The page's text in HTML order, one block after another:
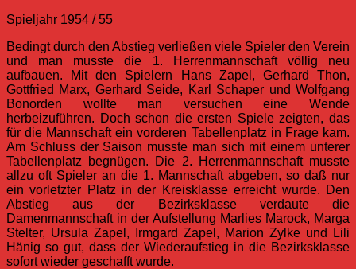
Spieljahr 1954 / 55
Bedingt durch den Abstieg verließen viele Spieler den Verein
und man musste die 1. Herrenmannschaft völlig neu
aufbauen. Mit den Spielern Hans Zapel, Gerhard Thon,
Gottfried Marx, Gerhard Seide, Karl Schaper und Wolfgang
Bonorden wollte man versuchen eine Wende
herbeizuführen. Doch schon die ersten Spiele zeigten, das
für die Mannschaft ein vorderen Tabellenplatz in Frage kam.
Am Schluss der Saison musste man sich mit einem unterer
Tabellenplatz begnügen. Die 2. Herrenmannschaft musste
allzu oft Spieler an die 1. Mannschaft abgeben, so daß nur
ein vorletzter Platz in der Kreisklasse erreicht wurde. Den
Abstieg aus der Bezirksklasse verdaute die
Damenmannschaft in der Aufstellung Marlies Marock, Marga
Stelter, Ursula Zapel, Irmgard Zapel, Marion Zylke und Lili
Hänig so gut, dass der Wiederaufstieg in die Bezirksklasse
sofort wieder geschafft wurde.